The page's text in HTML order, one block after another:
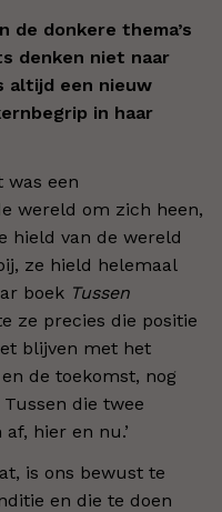
de donkere thema’s
denken niet naar
altijd een nieuw
in haar
was een
wereld om zich heen,
hield van de wereld
ze hield helemaal
boek Tussen
ze precies die positie
blijven met het
de toekomst, nog
die twee
hier en nu.’
is ons bewust te
en die te doen